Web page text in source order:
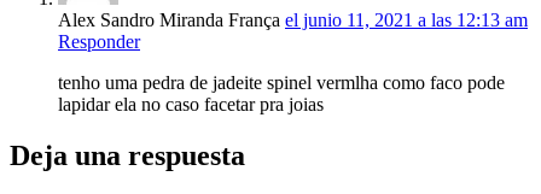
Alex Sandro Miranda França el junio 11, 2021 a las 12:13 am
Responder
tenho uma pedra de jadeite spinel vermlha como faco pode
lapidar ela no caso facetar pra joias
Deja una respuesta